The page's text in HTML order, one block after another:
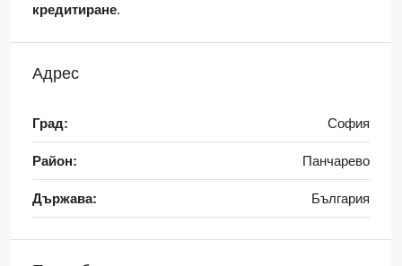
кредитиране.
Адрес
Град: София
Район: Панчарево
Държава: България